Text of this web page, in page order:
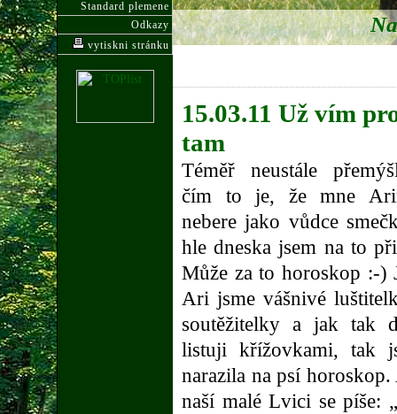
Standard plemene
Odkazy
vytiskni stránku
15.03.11 Už vím
tam
Téměř neustále
čím to je, že mne
nebere jako vůdce
hle dneska jsem na to
Může za to horoskop :-)
Ari jsme vášnivé
soutěžitelky a jak tak
listuji křížovkami, tak
narazila na psí
naší malé Lvici se píše: